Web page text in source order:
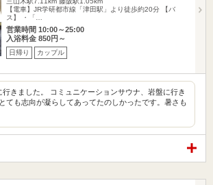
【電車】JR学研都市線「津田駅」より徒歩約20分 【バ
ス】 ・「…
営業時間 10:00～25:00
入浴料金 850円～
日帰り カップル
行きました。 コミュニケーションサウナ、岩盤に行き
ても志向が凝らしてあってたのしかったです。暑さも